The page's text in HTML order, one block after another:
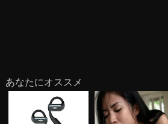
あなたにオススメ